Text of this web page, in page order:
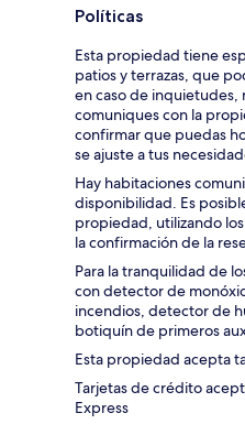
Políticas
Esta propiedad tiene
patios y terrazas, que
en caso de
comuniques con la
confirmar que puedas
se ajuste a tus
Hay habitaciones
disponibilidad. Es
propiedad, utilizando
la confirmación de la
Para la tranquilidad de
con detector de
incendios, detector de
botiquín de primeros
Esta propiedad acepta
Tarjetas de crédito
Express